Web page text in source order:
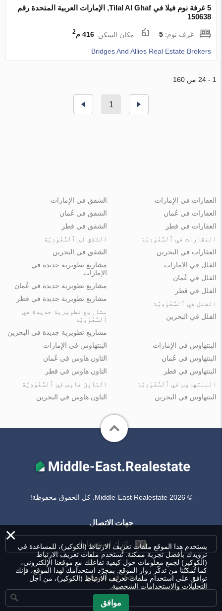
5 غرفة نوم فيلا في Tilal Al Ghaf, الإمارات العربية المتحدة رقم
150638
غرف نوم:5 مكان السكن:416 م 2
Bridges And Allies Real Estate Brokers
1 - 24 من 160
1
العقارات في الإمارات
العقارات في عُمان
العقارات في قطر
العقارات في ٱلسُّعُوْدِيَّة
العقارات في البحرين
الشقق في الإمارات
الشقق في عُمان
الشقق في قطر
الشقق في ٱلسُّعُوْدِيَّة
الشقق في البحرين
الفلل في الإمارات
الفلل في عُمان
الفلل في قطر
الفلل في ٱلسُّعُوْدِيَّة
الفلل في البحرين
مشاريع تطويرية جديدة في
الإمارات
مشاريع تطويرية جديدة في عُمان
مشاريع تطويرية جديدة في قطر
مشاريع تطويرية جديدة في
ٱلسُّعُوْدِيَّة
مشاريع تطويرية جديدة في البحرين
البنتهاوس في الإمارات
البنتهاوس في عُمان
البنتهاوس في قطر
البنتهاوس في ٱلسُّعُوْدِيَّة
البنتهاوس في البحرين
البنتهاوس في الإمارات
التاون هاوس في عُمان
التاون هاوس في قطر
التاون هاوس في ٱلسُّعُوْدِيَّة
التاون هاوس في البحرين
© Middle-East Realestate 2026. كل الحقوق محفوظة!
جهات الاتصال
اترك استفسارك
بحث في الموقع
×
يستخدم هذا الموقع ملفات تعريف الارتباط (الكوكيز)، للمساعدة في
تزويدك بأفضل تجربة ممكنة. تُستخدم ملفات تعريف الارتباط
(الكوكيز) لجمع معلومات حول كيفية تفاعلك مع موقعنا الإلكتروني،
كما تُمكنّنا من تذكّر زوار الموقع. بمجرّد استخدامك لهذا الموقع، فإنك
توافق على استخدام ملفات تعريف الارتباط (الكوكيز)، من أجل
التحليلات والاستخدامات الشخصية.
موافق